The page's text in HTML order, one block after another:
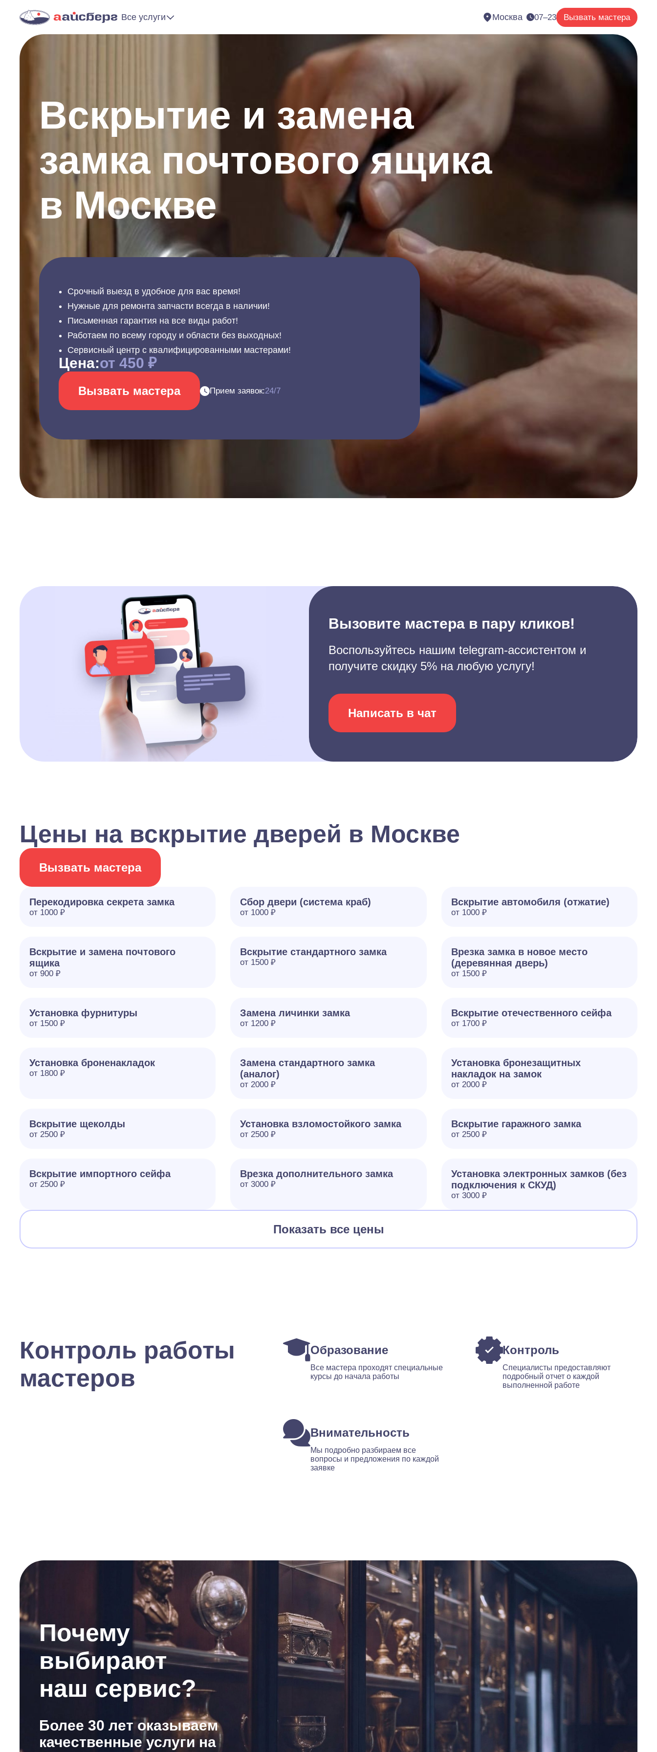
Все услуги Москва 07–23 Вызвать мастера
Вскрытие и замена
замка почтового ящика
в Москве
Срочный выезд в удобное для вас время!
Нужные для ремонта запчасти всегда в наличии!
Письменная гарантия на все виды работ!
Работаем по всему городу и области без выходных!
Сервисный центр с квалифицированными мастерами!
Цена:от 450 ₽
Вызвать мастера Прием заявок:24/7
Вызовите мастера в пару кликов!
Воспользуйтесь нашим telegram-ассистентом и
получите скидку 5% на любую услугу!
Написать в чат
Цены на вскрытие дверей в Москве
Вызвать мастера
Перекодировка секрета замка
от 1000 ₽
Сбор двери (система краб)
от 1000 ₽
Вскрытие автомобиля (отжатие)
от 1000 ₽
Вскрытие и замена почтового
ящика
от 900 ₽
Вскрытие стандартного замка
от 1500 ₽
Врезка замка в новое место
(деревянная дверь)
от 1500 ₽
Установка фурнитуры
от 1500 ₽
Замена личинки замка
от 1200 ₽
Вскрытие отечественного сейфа
от 1700 ₽
Установка броненакладок
от 1800 ₽
Замена стандартного замка
(аналог)
от 2000 ₽
Установка бронезащитных
накладок на замок
от 2000 ₽
Вскрытие щеколды
от 2500 ₽
Установка взломостойкого замка
от 2500 ₽
Вскрытие гаражного замка
от 2500 ₽
Вскрытие импортного сейфа
от 2500 ₽
Врезка дополнительного замка
от 3000 ₽
Установка электронных замков (без
подключения к СКУД)
от 3000 ₽
Показать все цены
Контроль работы
мастеров
Образование
Все мастера проходят специальные
курсы до начала работы
Контроль
Специалисты предоставляют
подробный отчет о каждой
выполненной работе
Внимательность
Мы подробно разбираем все
вопросы и предложения по каждой
заявке
Почему
выбирают
наш сервис?
Более 30 лет оказываем
качественные услуги на